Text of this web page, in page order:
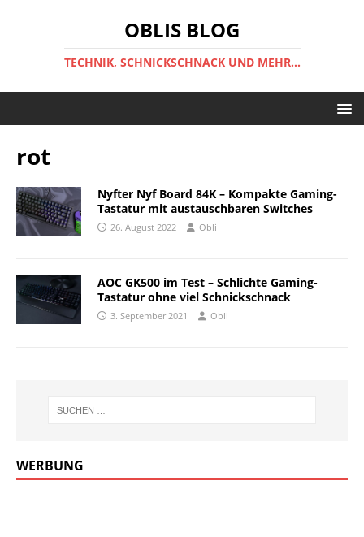
OBLIS BLOG
TECHNIK, SCHNICKSCHNACK UND MEHR...
rot
Nyfter Nyf Board 84K – Kompakte Gaming-
Tastatur mit austauschbaren Switches
26. August 2022 Obli
AOC GK500 im Test – Schlichte Gaming-
Tastatur ohne viel Schnickschnack
3. September 2021 Obli
WERBUNG